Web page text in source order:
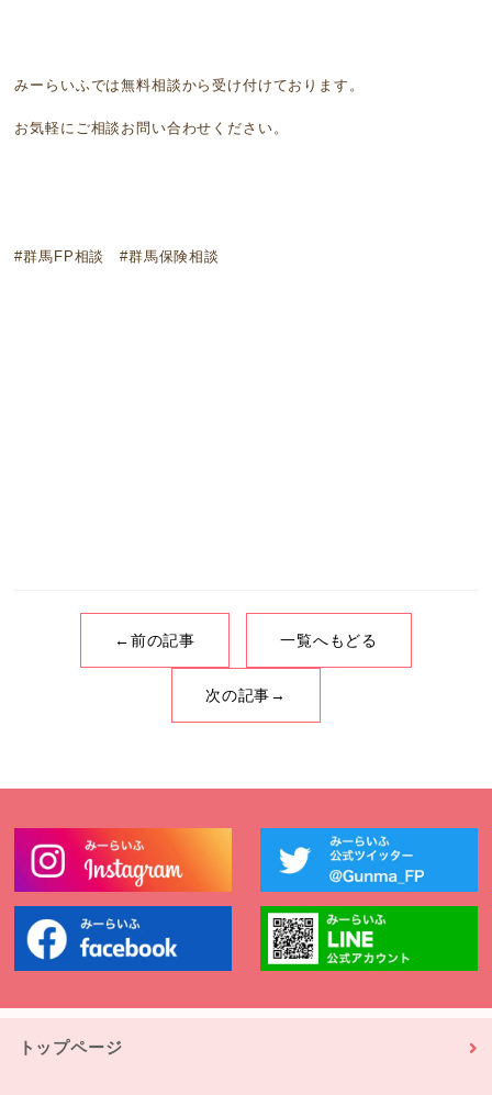
みーらいふでは無料相談から受け付けております。
お気軽にご相談お問い合わせください。
#群馬FP相談 #群馬保険相談
←前の記事 一覧へもどる
次の記事→
トップページ